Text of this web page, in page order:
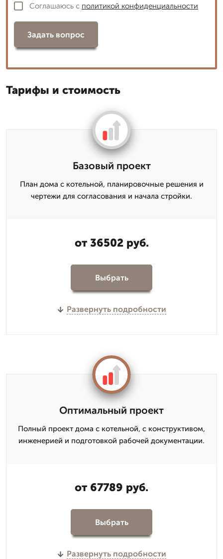
Соглашаюсь с политикой конфиденциальности
Задать вопрос
Тарифы и стоимость
Базовый проект
План дома с котельной, планировочные решения и
чертежи для согласования и начала стройки.
от 36502 руб.
Выбрать
Развернуть подробности
Оптимальный проект
Полный проект дома с котельной, с конструктивом,
инженерией и подготовкой рабочей документации.
от 67789 руб.
Выбрать
Развернуть подробности